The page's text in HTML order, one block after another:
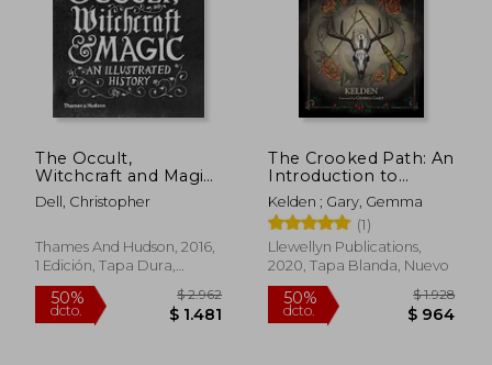
The Occult,
Witchcraft and Magic:
An Illustrated History
(en Inglés)
Dell, Christopher
Thames And Hudson, 2016,
1 Edición, Tapa Dura,
Nuevo
The Crooked Path: An
Introduction to
Traditional Witchcraft
(en Inglés)
Kelden ; Gary, Gemma
(1)
Llewellyn Publications,
2020, Tapa Blanda, Nuevo